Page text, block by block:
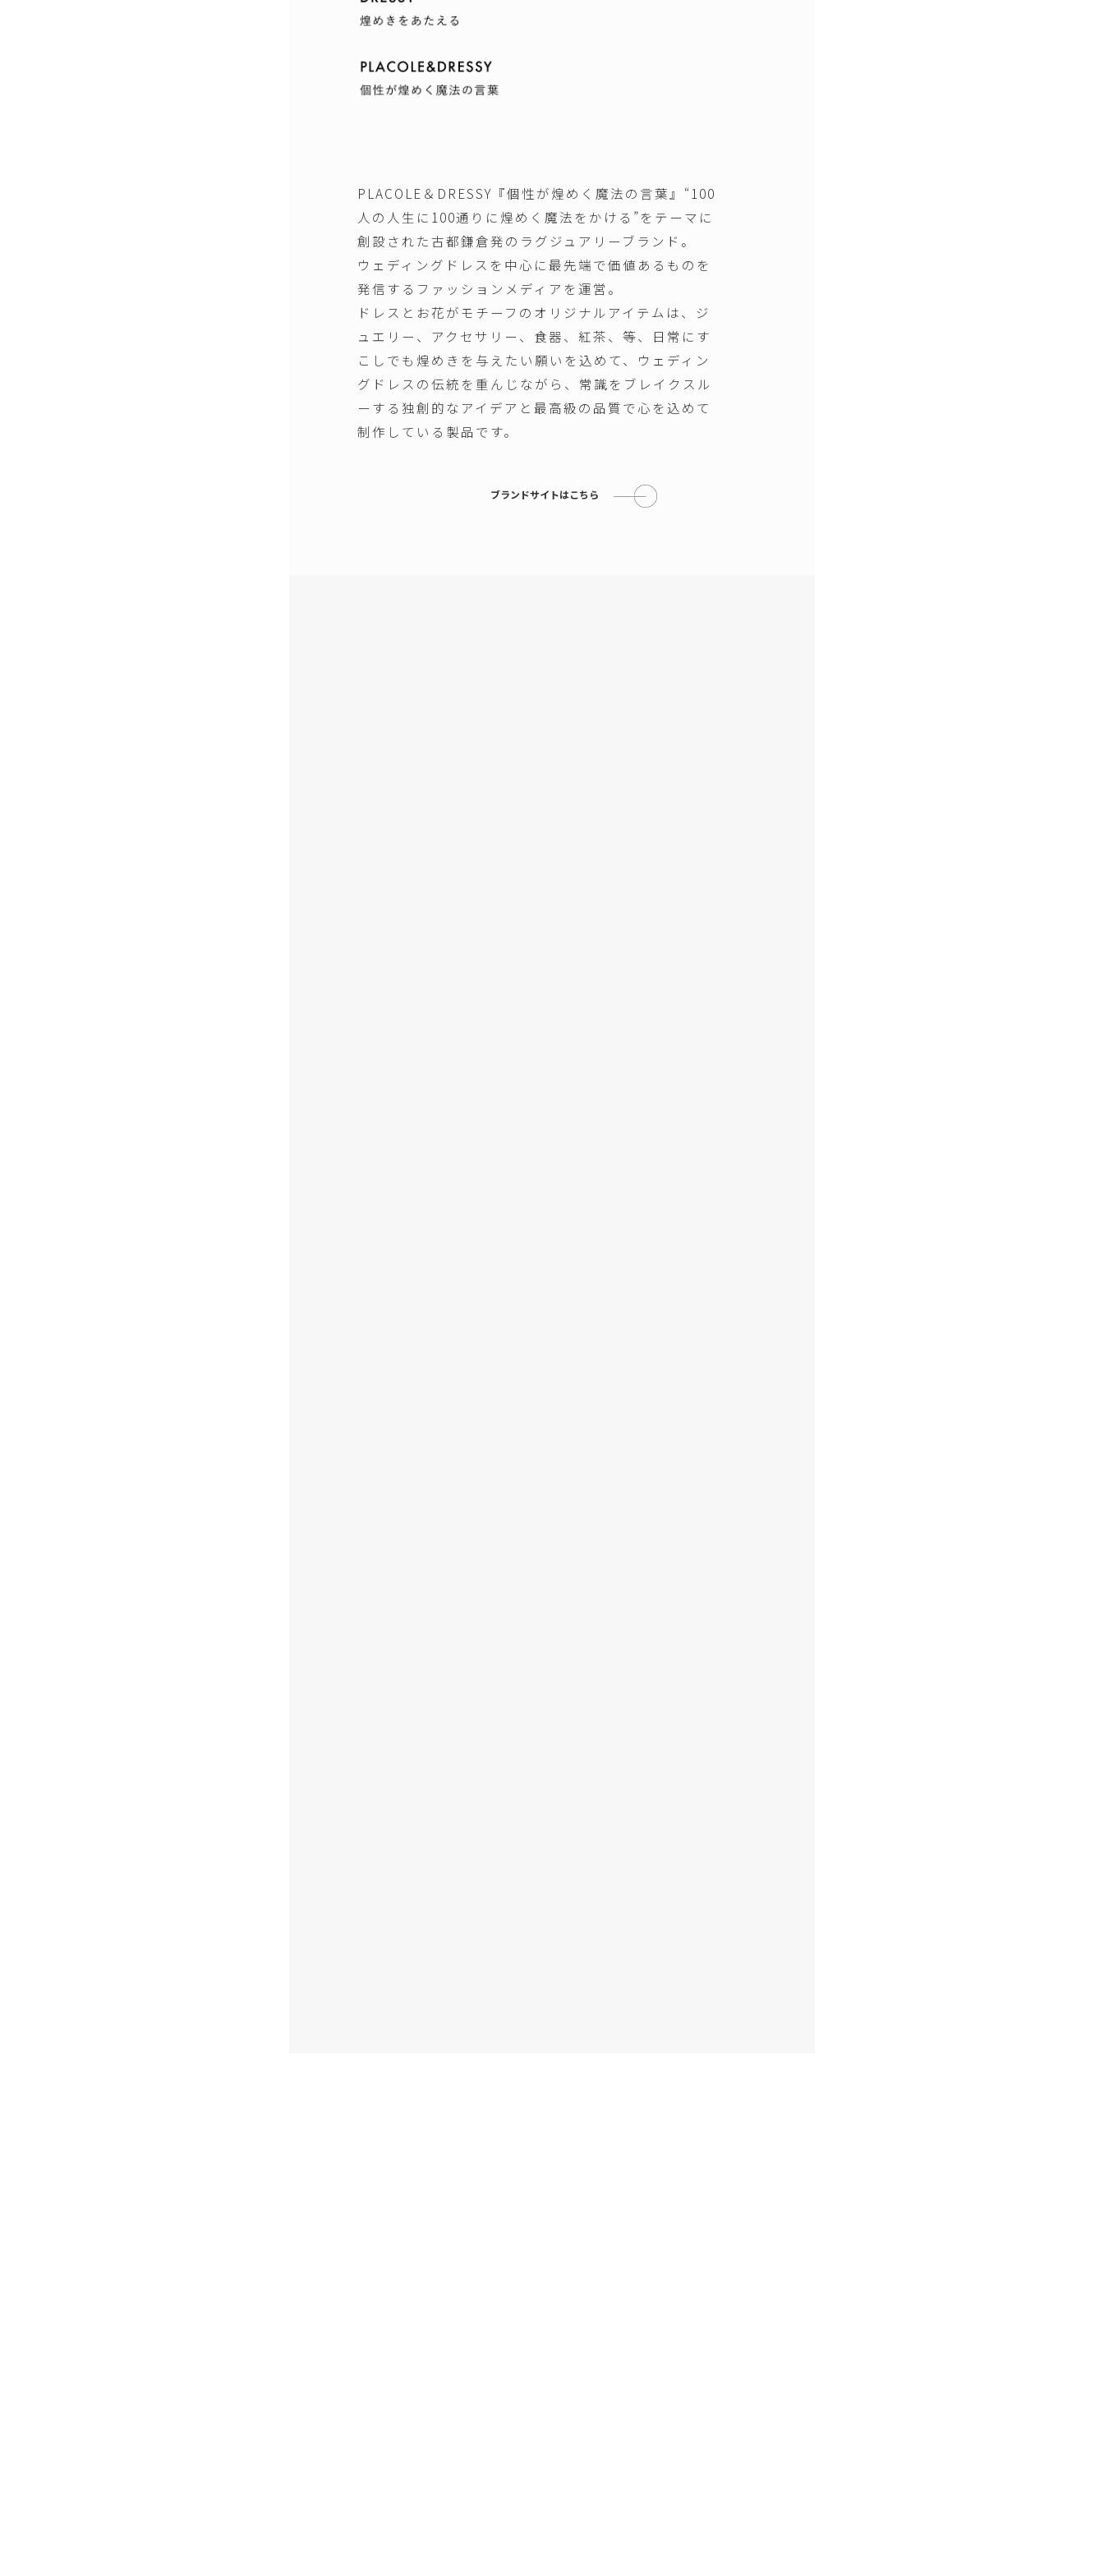
PLACOLE＆DRESSY『個性が煌めく魔法の言葉』“100
人の人生に100通りに煌めく魔法をかける”をテーマに
創設された古都鎌倉発のラグジュアリーブランド。
ウェディングドレスを中心に最先端で価値あるものを
発信するファッションメディアを運営。
ドレスとお花がモチーフのオリジナルアイテムは、ジ
ュエリー、アクセサリー、食器、紅茶、等、日常にす
こしでも煌めきを与えたい願いを込めて、ウェディン
グドレスの伝統を重んじながら、常識をブレイクスル
ーする独創的なアイデアと最高級の品質で心を込めて
制作している製品です。
ブランドサイトはこちら